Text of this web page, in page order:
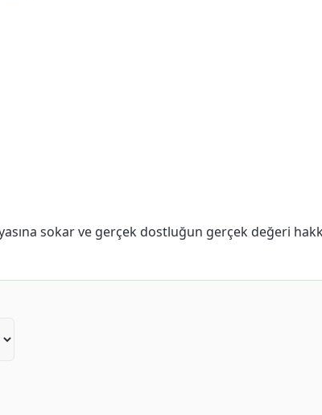
sokar ve gerçek dostluğun gerçek değeri